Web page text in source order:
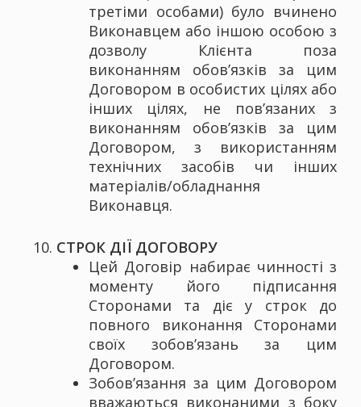
третіми особами) було вчинено
Виконавцем або іншою особою з
дозволу Клієнта поза
виконанням обов’язків за цим
Договором в особистих цілях або
інших цілях, не пов’язаних з
виконанням обов’язків за цим
Договором, з використанням
технічних засобів чи інших
матеріалів/обладнання
Виконавця.
СТРОК ДІЇ ДОГОВОРУ
Цей Договір набирає чинності з
моменту його підписання
Сторонами та діє у строк до
повного виконання Сторонами
своїх зобов’язань за цим
Договором.
Зобов’язання за цим Договором
вважаються виконаними з боку